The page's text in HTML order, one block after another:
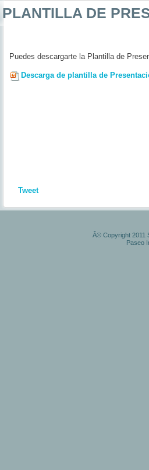
PLANTILLA DE
Puedes descargarte la Plantilla de
Descarga de plantilla de
Tweet
Â© Copyright 2011
Paseo